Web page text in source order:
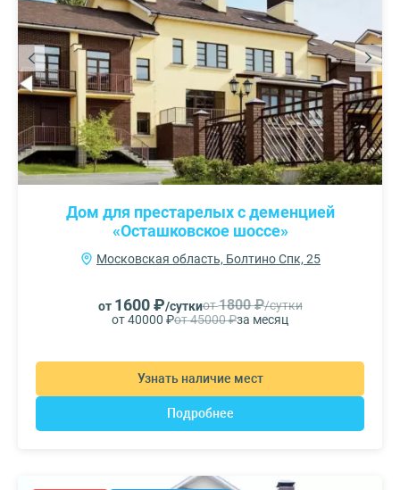
Дом для престарелых с деменцией
«Осташковское шоссе»
Московская область, Болтино Спк, 25
от 1600 ₽/суткиот1800 ₽/сутки
от 40000 ₽от 45000 ₽за месяц
Узнать наличие мест
Подробнее